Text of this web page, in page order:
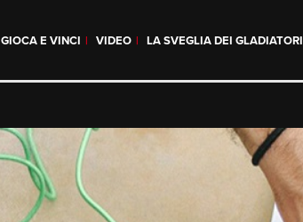
GIOCA E VINCI VIDEO LA SVEGLIA DEI GLADIATORI